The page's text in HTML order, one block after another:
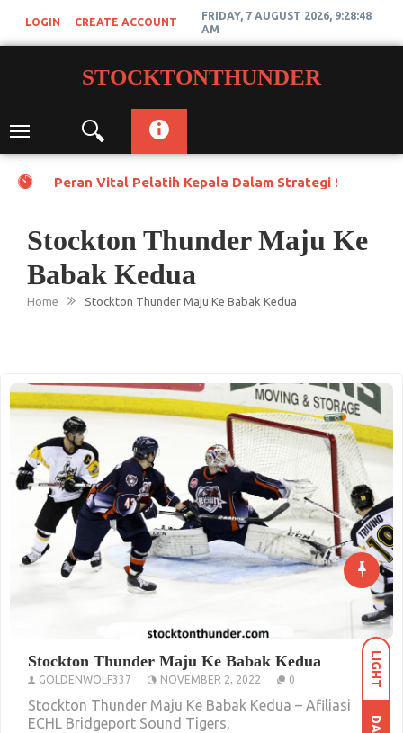
content
LOGIN CREATE ACCOUNT
FRIDAY, 7 AUGUST 2026, 9:28:48
AM
STOCKTONTHUNDER
Toggle
navigation
Peran Vital Pelatih Kepala Dalam Strategi Stockton
Stockton Thunder Maju Ke
Babak Kedua
Home Stockton Thunder Maju Ke Babak Kedua
Stockton Thunder Maju Ke Babak Kedua
GOLDENWOLF337 NOVEMBER 2, 2022 0
Stockton Thunder Maju Ke Babak Kedua – Afiliasi
ECHL Bridgeport Sound Tigers,
LIGHT